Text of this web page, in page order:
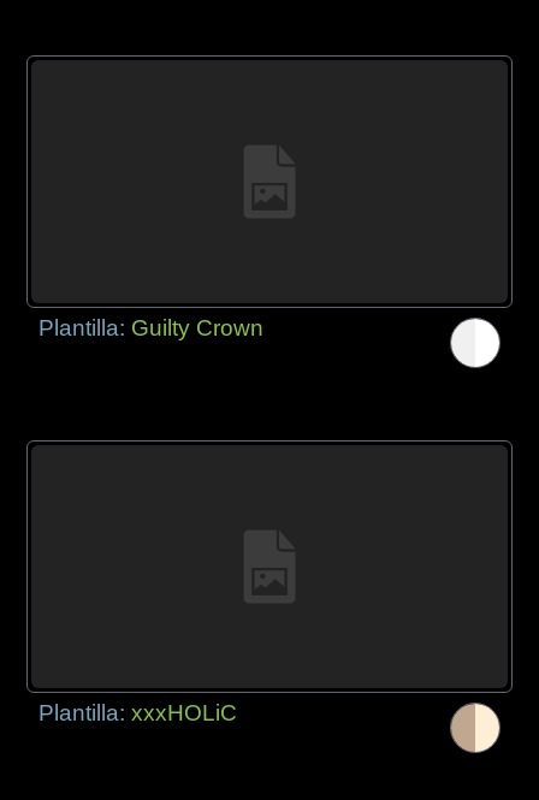
Plantilla: Guilty Crown
Plantilla:xxxHOLiC